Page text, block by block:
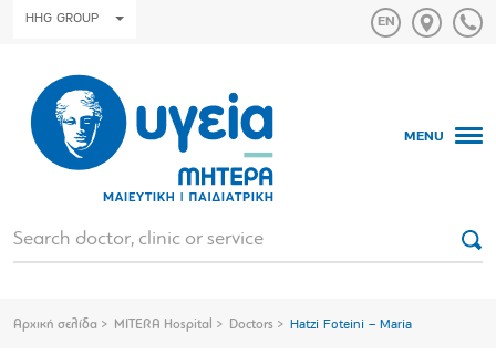
HHG GROUP
MENU
Αρχική σελίδα MITERA Hospital Doctors Hatzi Foteini – Maria